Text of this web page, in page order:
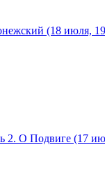
(18 июля,
2. О Подвиге (17